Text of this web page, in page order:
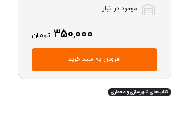
موجود در انبار
350,000 تومان
افزودن به سبد خرید
کتاب‌های شهرسازی و معماری